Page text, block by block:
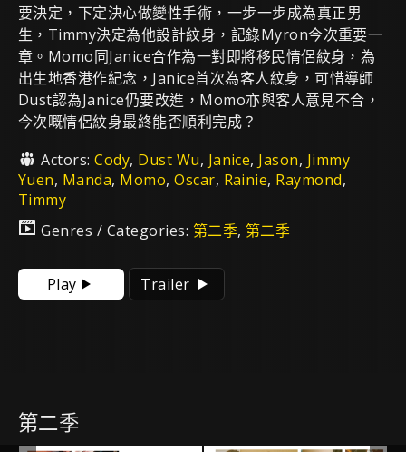
要決定，下定決心做變性手術，一步一步成為真正男
生，Timmy決定為他設計紋身，記錄Myron今次重要一
章。Momo同Janice合作為一對即將移民情侶紋身，為
出生地香港作紀念，Janice首次為客人紋身，可惜導師
Dust認為Janice仍要改進，Momo亦與客人意見不合，
今次嘅情侶紋身最終能否順利完成？
Actors:Cody, Dust Wu, Janice, Jason, Jimmy
Yuen, Manda, Momo,Oscar, Rainie, Raymond,
Timmy
Genres / Categories: 第二季, 第二季
Play Trailer
第二季